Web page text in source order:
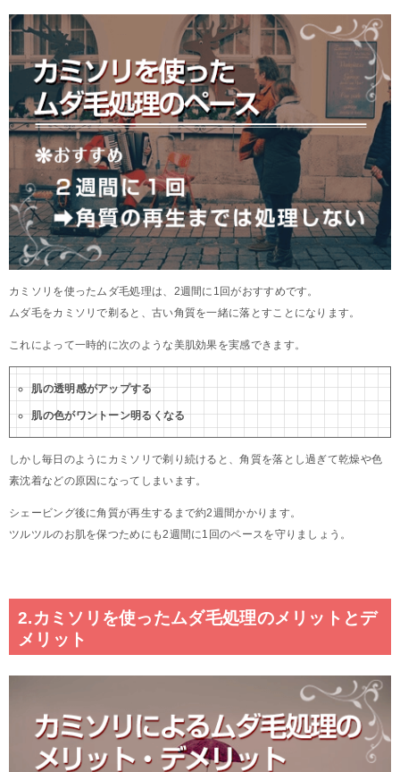
カミソリを使ったムダ毛処理は、2週間に1回がおすすめです。
ムダ毛をカミソリで剃ると、古い角質を一緒に落とすことになります。
これによって一時的に次のような美肌効果を実感できます。
肌の透明感がアップする
肌の色がワントーン明るくなる
しかし毎日のようにカミソリで剃り続けると、角質を落とし過ぎて乾燥や色
素沈着などの原因になってしまいます。
シェービング後に角質が再生するまで約2週間かかります。
ツルツルのお肌を保つためにも2週間に1回のペースを守りましょう。
2.カミソリを使ったムダ毛処理のメリットとデ
メリット